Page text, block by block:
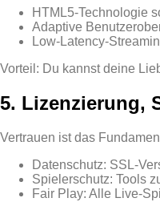
HTML5‑Technologie
Adaptive
Vorteil: Du kannst deine
5. Lizenzierung,
Vertrauen ist das
Datenschutz:
Spielerschutz: Tools
Fair Play: Alle